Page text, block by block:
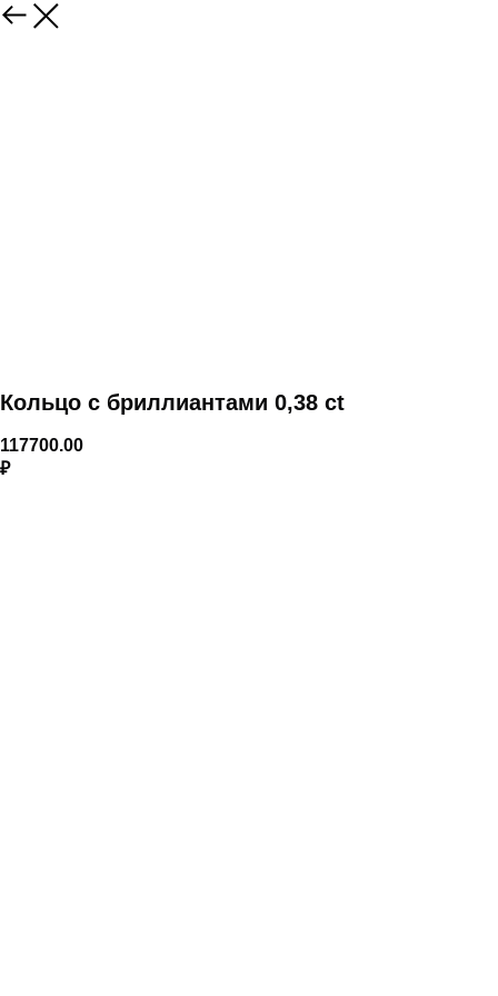
Кольцо с бриллиантами 0,38 ct
117700.00
₽